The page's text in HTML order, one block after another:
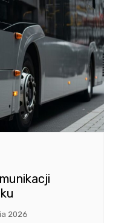
2026